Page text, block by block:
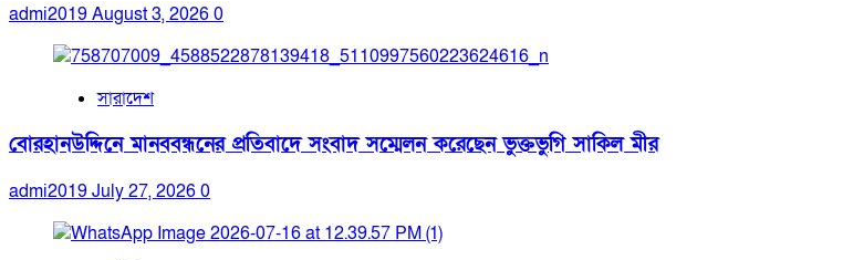
admi2019August 3, 20260
সারাদেশ
বোরহানউদ্দিনে মানববন্ধনের প্রতিবাদে সংবাদ সম্মেলন করেছেন ভুক্তভুগি সাকিল মীর
admi2019July 27, 20260